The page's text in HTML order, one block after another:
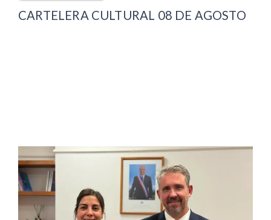
CARTELERA CULTURAL 08 DE AGOSTO